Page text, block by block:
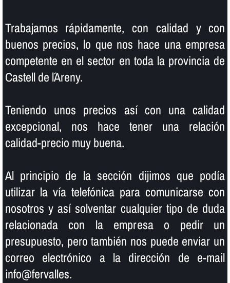
Trabajamos rápidamente, con calidad y con
buenos precios, lo que nos hace una empresa
competente en el sector en toda la provincia de
Castell de l´Areny.
Teniendo unos precios así­ con una calidad
excepcional, nos hace tener una relación
calidad-precio muy buena.
Al principio de la sección dijimos que podí­a
utilizar la ví­a telefónica para comunicarse con
nosotros y así­ solventar cualquier tipo de duda
relacionada con la empresa o pedir un
presupuesto, pero también nos puede enviar un
correo electrónico a la dirección de e-mail
info@fervalles.